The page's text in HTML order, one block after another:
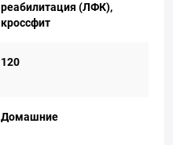
реабилитация (ЛФК),
кроссфит
120
Домашние